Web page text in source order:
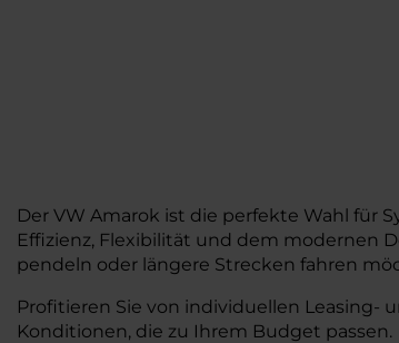
Der VW Amarok ist die perfekte Wahl für
Effizienz, Flexibilität und dem modernen
pendeln oder längere Strecken fahren
Profitieren Sie von individuellen Leasing-
Konditionen, die zu Ihrem Budget passen.